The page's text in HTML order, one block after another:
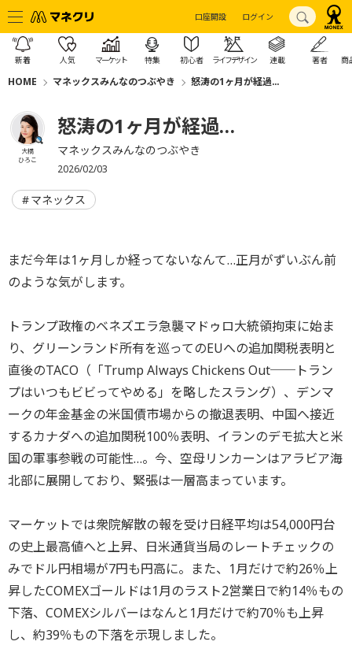
口座開設 ログイン
新着 人気 マーケット 特集 初心者 ライフデザイン 連載 著者 商
HOME マネックスみんなのつぶやき 怒涛の1ヶ月が経過…
大橋
ひろこ
怒涛の1ヶ月が経過…
マネックスみんなのつぶやき
2026/02/03
マネックス
まだ今年は1ヶ月しか経ってないなんて…正月がずいぶん前
のような気がします。
トランプ政権のベネズエラ急襲マドゥロ大統領拘束に始ま
り、グリーンランド所有を巡ってのEUへの追加関税表明と
直後のTACO（「Trump Always Chickens Out──トラン
プはいつもビビってやめる」を略したスラング）、デンマ
ークの年金基金の米国債市場からの撤退表明、中国へ接近
するカナダへの追加関税100％表明、イランのデモ拡大と米
国の軍事参戦の可能性…。今、空母リンカーンはアラビア海
北部に展開しており、緊張は一層高まっています。
マーケットでは衆院解散の報を受け日経平均は54,000円台
の史上最高値へと上昇、日米通貨当局のレートチェックの
みでドル円相場が7円も円高に。また、1月だけで約26％上
昇したCOMEXゴールドは1月のラスト2営業日で約14％もの
下落、COMEXシルバーはなんと1月だけで約70％も上昇
し、約39％もの下落を示現しました。